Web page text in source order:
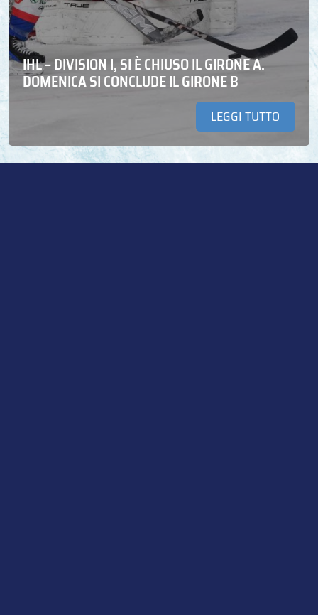
IHL – DIVISION I, SI È CHIUSO IL GIRONE A.
DOMENICA SI CONCLUDE IL GIRONE B
LEGGI TUTTO